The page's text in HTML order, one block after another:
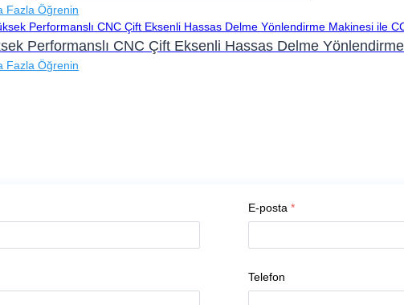
Fazla Öğrenin
Performanslı CNC Çift Eksenli Hassas Delme
Fazla Öğrenin
E-posta *
Telefon